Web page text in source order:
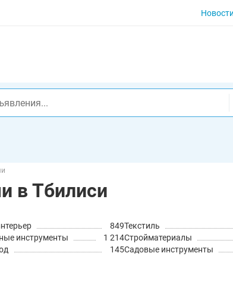
Новости
в Тбилиси
849Текстиль
инструменты 1 214Cтройматериалы
145Садовые инструменты